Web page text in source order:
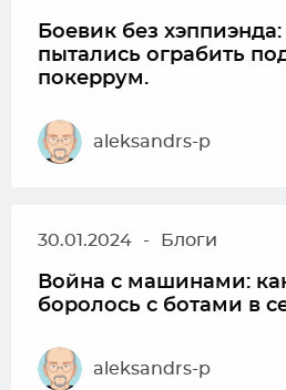
Боевик без
пытались ограбить
покеррум.
aleksandrs-p
30.01.2024 - Блоги
Война с машинами:
боролось с ботами в
aleksandrs-p